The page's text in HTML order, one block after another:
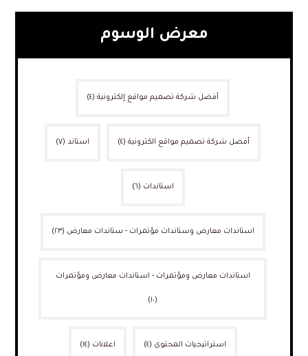
معرض الوسوم
أفضل شركة تصميم مواقع إلكترونية (٤)
أفضل شركة تصميم مواقع الكترونية (٤) استاند (٧)
استاندات (٦)
استاندات معارض وستاندات مؤتمرات - ستاندات معارض (٢٣)
استاندات معارض ومؤتمرات - استاندات معارض ومؤتمرات
(١٠)
استراتيجيات المحتوى (٤) اعلانات (١٤)